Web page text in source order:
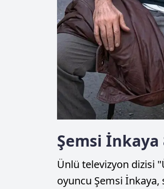
Şemsi İnkaya
Ünlü televizyon dizisi
oyuncu Şemsi İnkaya,